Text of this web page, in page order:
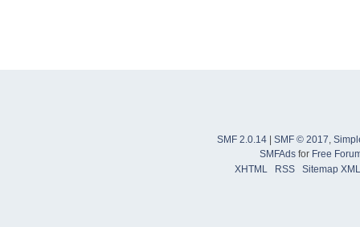
SMF 2.0.14 SMF © 2017,
SMFAdsfor Free
XHTML
RSS Sitemap XML